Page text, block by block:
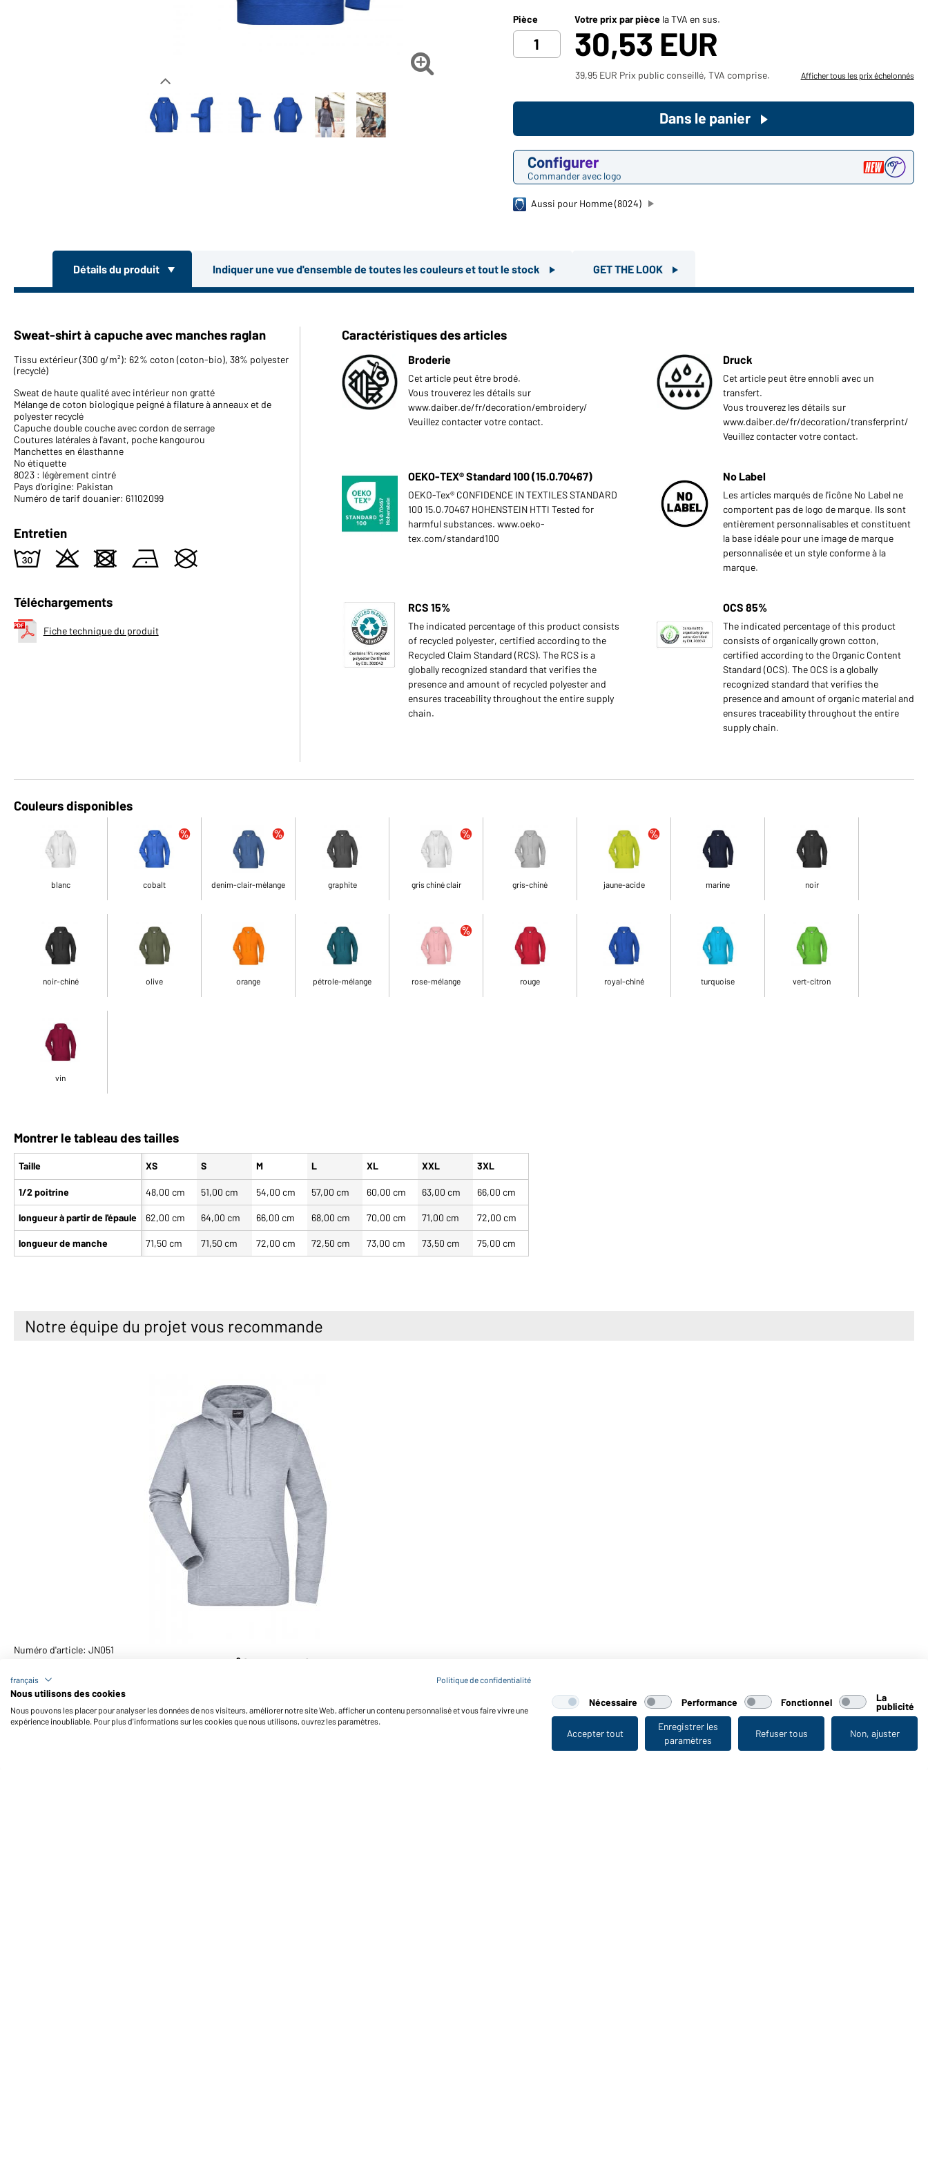
produits pour votre besoin privé?

Pièce Votre prix par pièce la TVA en sus.
30,53 EUR
39,95 EUR Prix public conseillé, TVA comprise. Afficher tous les prix échelonnés
Configurer
Commander avec logo
Dans le panier
Aussi pour Homme (8024)
Détails du produit Indiquer une vue d'ensemble de toutes les couleurs et tout le stock GET THE LOOK
Sweat-shirt à capuche avec manches raglan
Tissu extérieur (300 g/m²): 62% coton (coton-bio), 38% polyester
(recyclé)
Sweat de haute qualité avec intérieur non gratté
Mélange de coton biologique peigné à filature à anneaux et de
polyester recyclé
Capuche double couche avec cordon de serrage
Coutures latérales à l'avant, poche kangourou
Manchettes en élasthanne
No étiquette
8023 : légèrement cintré
Pays d'origine: Pakistan
Numéro de tarif douanier: 61102099
Entretien
w o d n U
Téléchargements
Fiche technique du produit
Caractéristiques des articles
Broderie
Cet article peut être brodé.
Vous trouverez les détails sur
www.daiber.de/fr/decoration/embroidery/
Veuillez contacter votre contact.
Druck
Cet article peut être ennobli avec un
transfert.
Vous trouverez les détails sur
www.daiber.de/fr/decoration/transferprint/
Veuillez contacter votre contact.
OEKO-TEX® Standard 100 (15.0.70467)
OEKO-Tex® CONFIDENCE IN TEXTILES STANDARD
100 15.0.70467 HOHENSTEIN HTTI Tested for
harmful substances. www.oeko-
tex.com/standard100
No Label
Les articles marqués de l'icône No Label ne
comportent pas de logo de marque. Ils sont
entièrement personnalisables et constituent
la base idéale pour une image de marque
personnalisée et un style conforme à la
marque.
RCS 15%
The indicated percentage of this product consists
of recycled polyester, certified according to the
Recycled Claim Standard (RCS). The RCS is a
globally recognized standard that verifies the
presence and amount of recycled polyester and
ensures traceability throughout the entire supply
chain.
OCS 85%
The indicated percentage of this product
consists of organically grown cotton,
certified according to the Organic Content
Standard (OCS). The OCS is a globally
recognized standard that verifies the
presence and amount of organic material and
ensures traceability throughout the entire
supply chain.
Couleurs disponibles
blanc cobalt denim-clair-mélange graphite gris chiné clair gris-chiné jaune-acide marine noir
noir-chiné olive orange pétrole-mélange rose-mélange rouge royal-chiné turquoise vert-citron
vin
Montrer le tableau des tailles
Taille
1/2 poitrine
longueur à partir de l'épaule
longueur de manche
XS S M L XL XXL 3XL
48,00 cm 51,00 cm 54,00 cm 57,00 cm 60,00 cm 63,00 cm 66,00 cm
62,00 cm 64,00 cm 66,00 cm 68,00 cm 70,00 cm 71,00 cm 72,00 cm
71,50 cm 71,50 cm 72,00 cm 72,50 cm 73,00 cm 73,50 cm 75,00 cm
Notre équipe du projet vous recommande
Numéro d'article: JN051
Sweat-shirt femme à capuche 320 g/m² (gris-chiné)
Vu en dernier
français Politique de confidentialité
Nous utilisons des cookies
Nous pouvons les placer pour analyser les données de nos visiteurs, améliorer notre site Web, afficher un contenu personnalisé et vous faire vivre une
expérience inoubliable. Pour plus d'informations sur les cookies que nous utilisons, ouvrez les paramètres.
Nécessaire Performance Fonctionnel La
publicité
Accepter tout
Enregistrer les
paramètres
Refuser tous Non, ajuster